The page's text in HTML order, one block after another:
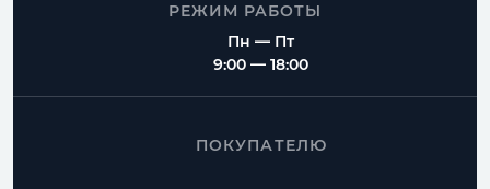
РЕЖИМ РАБОТЫ
Пн — Пт
9:00 — 18:00
ПОКУПАТЕЛЮ